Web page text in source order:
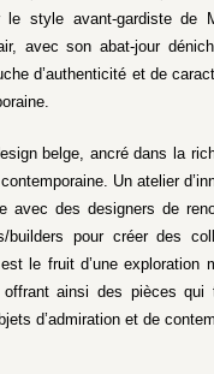
style avant-gardiste de
avec son abat-jour
d’authenticité et de
belge, ancré dans la
Un atelier
avec des designers de
builders pour créer des
le fruit d’une exploration
ainsi des pièces qui
d’admiration et de